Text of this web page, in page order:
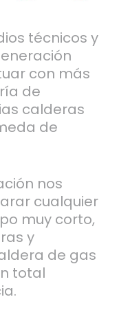
técnicos y
con más
de
calderas
de
nos
cualquier
muy corto,
y
de gas
total